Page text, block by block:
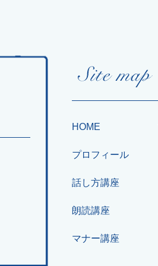
HOME
プロフィール
話し方講座
朗読講座
マナー講座